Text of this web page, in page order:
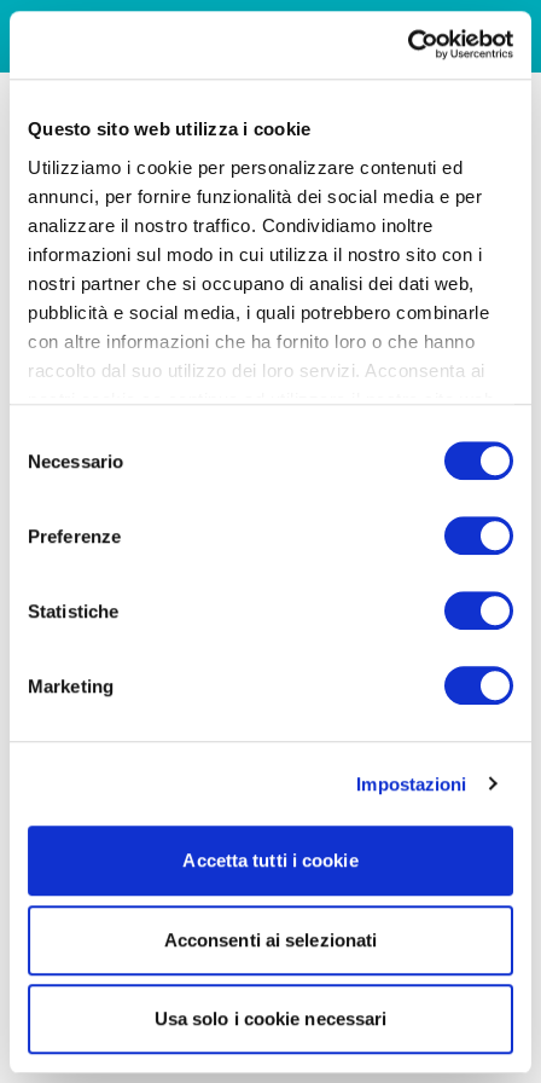
Questo sito web utilizza i cookie
Utilizziamo i cookie per personalizzare contenuti ed
annunci, per fornire funzionalità dei social media e per
analizzare il nostro traffico. Condividiamo inoltre
informazioni sul modo in cui utilizza il nostro sito con i
nostri partner che si occupano di analisi dei dati web,
pubblicità e social media, i quali potrebbero combinarle
con altre informazioni che ha fornito loro o che hanno
raccolto dal suo utilizzo dei loro servizi. Acconsenta ai
delNecessario
Preferenze
Statistiche
Marketing
Impostazioni
Accetta tutti i cookie
Acconsenti ai selezionati
Usa solo i cookie necessari